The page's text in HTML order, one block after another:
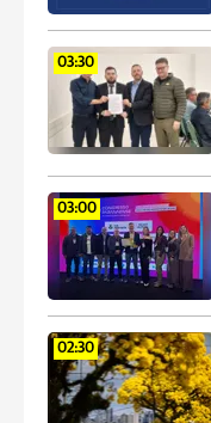
03:30
03:00
02:30